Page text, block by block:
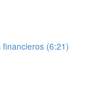
(6:21)